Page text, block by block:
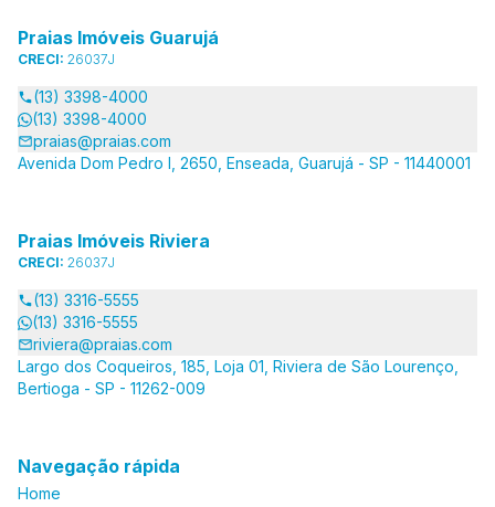
Praias Imóveis Guarujá
CRECI: 26037J
(13) 3398-4000
(13) 3398-4000
praias@praias.com
Avenida Dom Pedro I, 2650, Enseada, Guarujá - SP - 11440001
Praias Imóveis Riviera
CRECI: 26037J
(13) 3316-5555
(13) 3316-5555
riviera@praias.com
Largo dos Coqueiros, 185, Loja 01, Riviera de São Lourenço,
Bertioga - SP - 11262-009
Navegação rápida
Home